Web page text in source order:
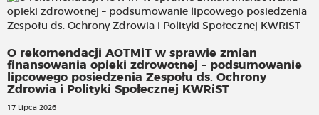
O rekomendacji AOTMiT w sprawie zmian
finansowania opieki zdrowotnej – podsumowanie
lipcowego posiedzenia Zespołu ds. Ochrony
Zdrowia i Polityki Społecznej KWRiST
17 Lipca 2026